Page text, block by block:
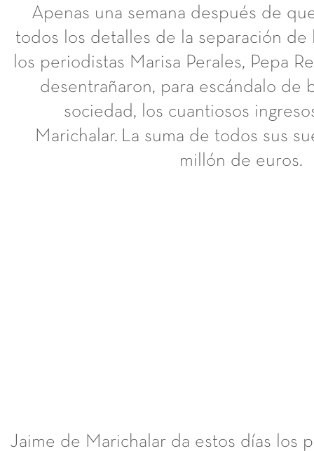
Apenas una semana después de
todos los detalles de la separación de
los periodistas Marisa Perales, Pepa
desentrañaron, para escándalo de
sociedad, los cuantiosos
Marichalar. La suma de todos sus
millón de euros.
Jaime de Marichalar da estos días los